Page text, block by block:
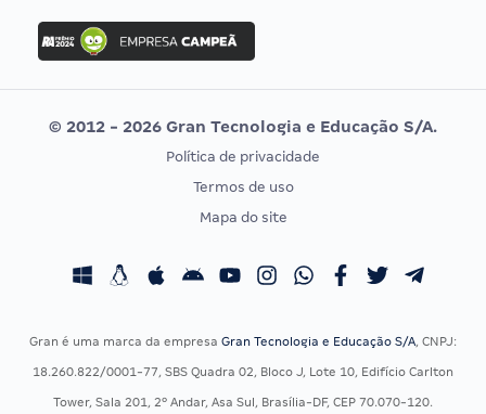
Concurso Ibama
Concurso MPU
Editais publicados
Vunesp
CONCURSOS POR PROFISSÃO
Concursos Fiscais
EXAME DE ORDEM
Calendário OAB
© 2012 - 2026 Gran Tecnologia e Educação S/A.
Política de privacidade
Termos de uso
Mapa do site
Gran é uma marca da empresa Gran Tecnologia e Educação S/A, CNPJ:
18.260.822/0001-77, SBS Quadra 02, Bloco J, Lote 10, Edifício Carlton
Tower, Sala 201, 2º Andar, Asa Sul, Brasília-DF, CEP 70.070-120.